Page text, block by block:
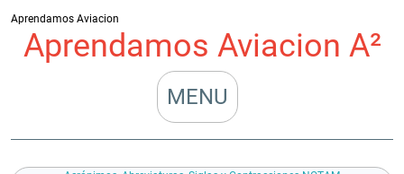
Aprendamos Aviacion
Aprendamos Aviacion A²
MENU